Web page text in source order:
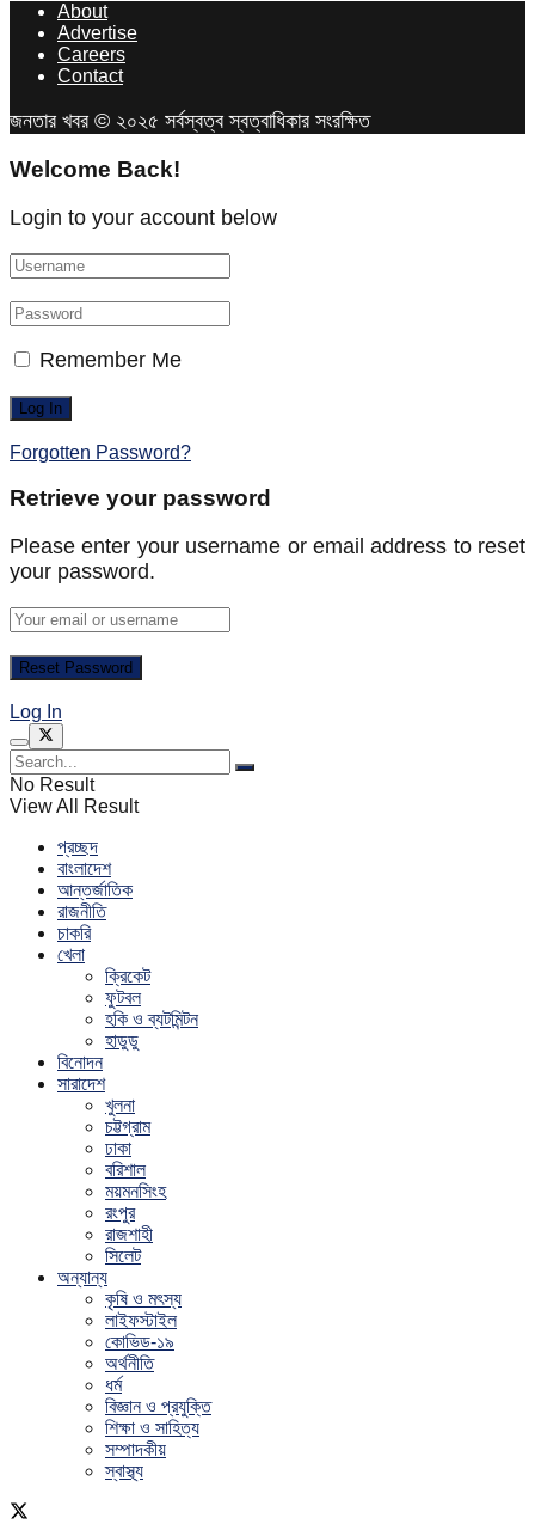
About
Advertise
Careers
Contact
জনতার খবর © ২০২৫ সর্বস্বত্ব স্বত্বাধিকার সংরক্ষিত
Welcome Back!
Login to your account below
Remember Me
Forgotten Password?
Retrieve your password
Please enter your username or email address to reset
your password.
Log In
No Result
View All Result
প্রচ্ছদ
বাংলাদেশ
আন্তর্জাতিক
রাজনীতি
চাকরি
খেলা
ক্রিকেট
ফুটবল
হকি ও ব্যটমিন্টন
হাডুডু
বিনোদন
সারাদেশ
খুলনা
চট্টগ্রাম
ঢাকা
বরিশাল
ময়মনসিংহ
রংপুর
রাজশাহী
সিলেট
অন্যান্য
কৃষি ও মৎস্য
লাইফস্টাইল
কোভিড-১৯
অর্থনীতি
ধর্ম
বিজ্ঞান ও প্রযুক্তি
শিক্ষা ও সাহিত্য
সম্পাদকীয়
স্বাস্থ্য